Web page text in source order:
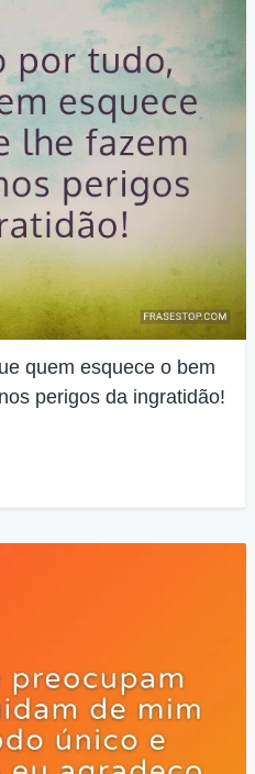
quem esquece o bem
perigos da ingratidão!